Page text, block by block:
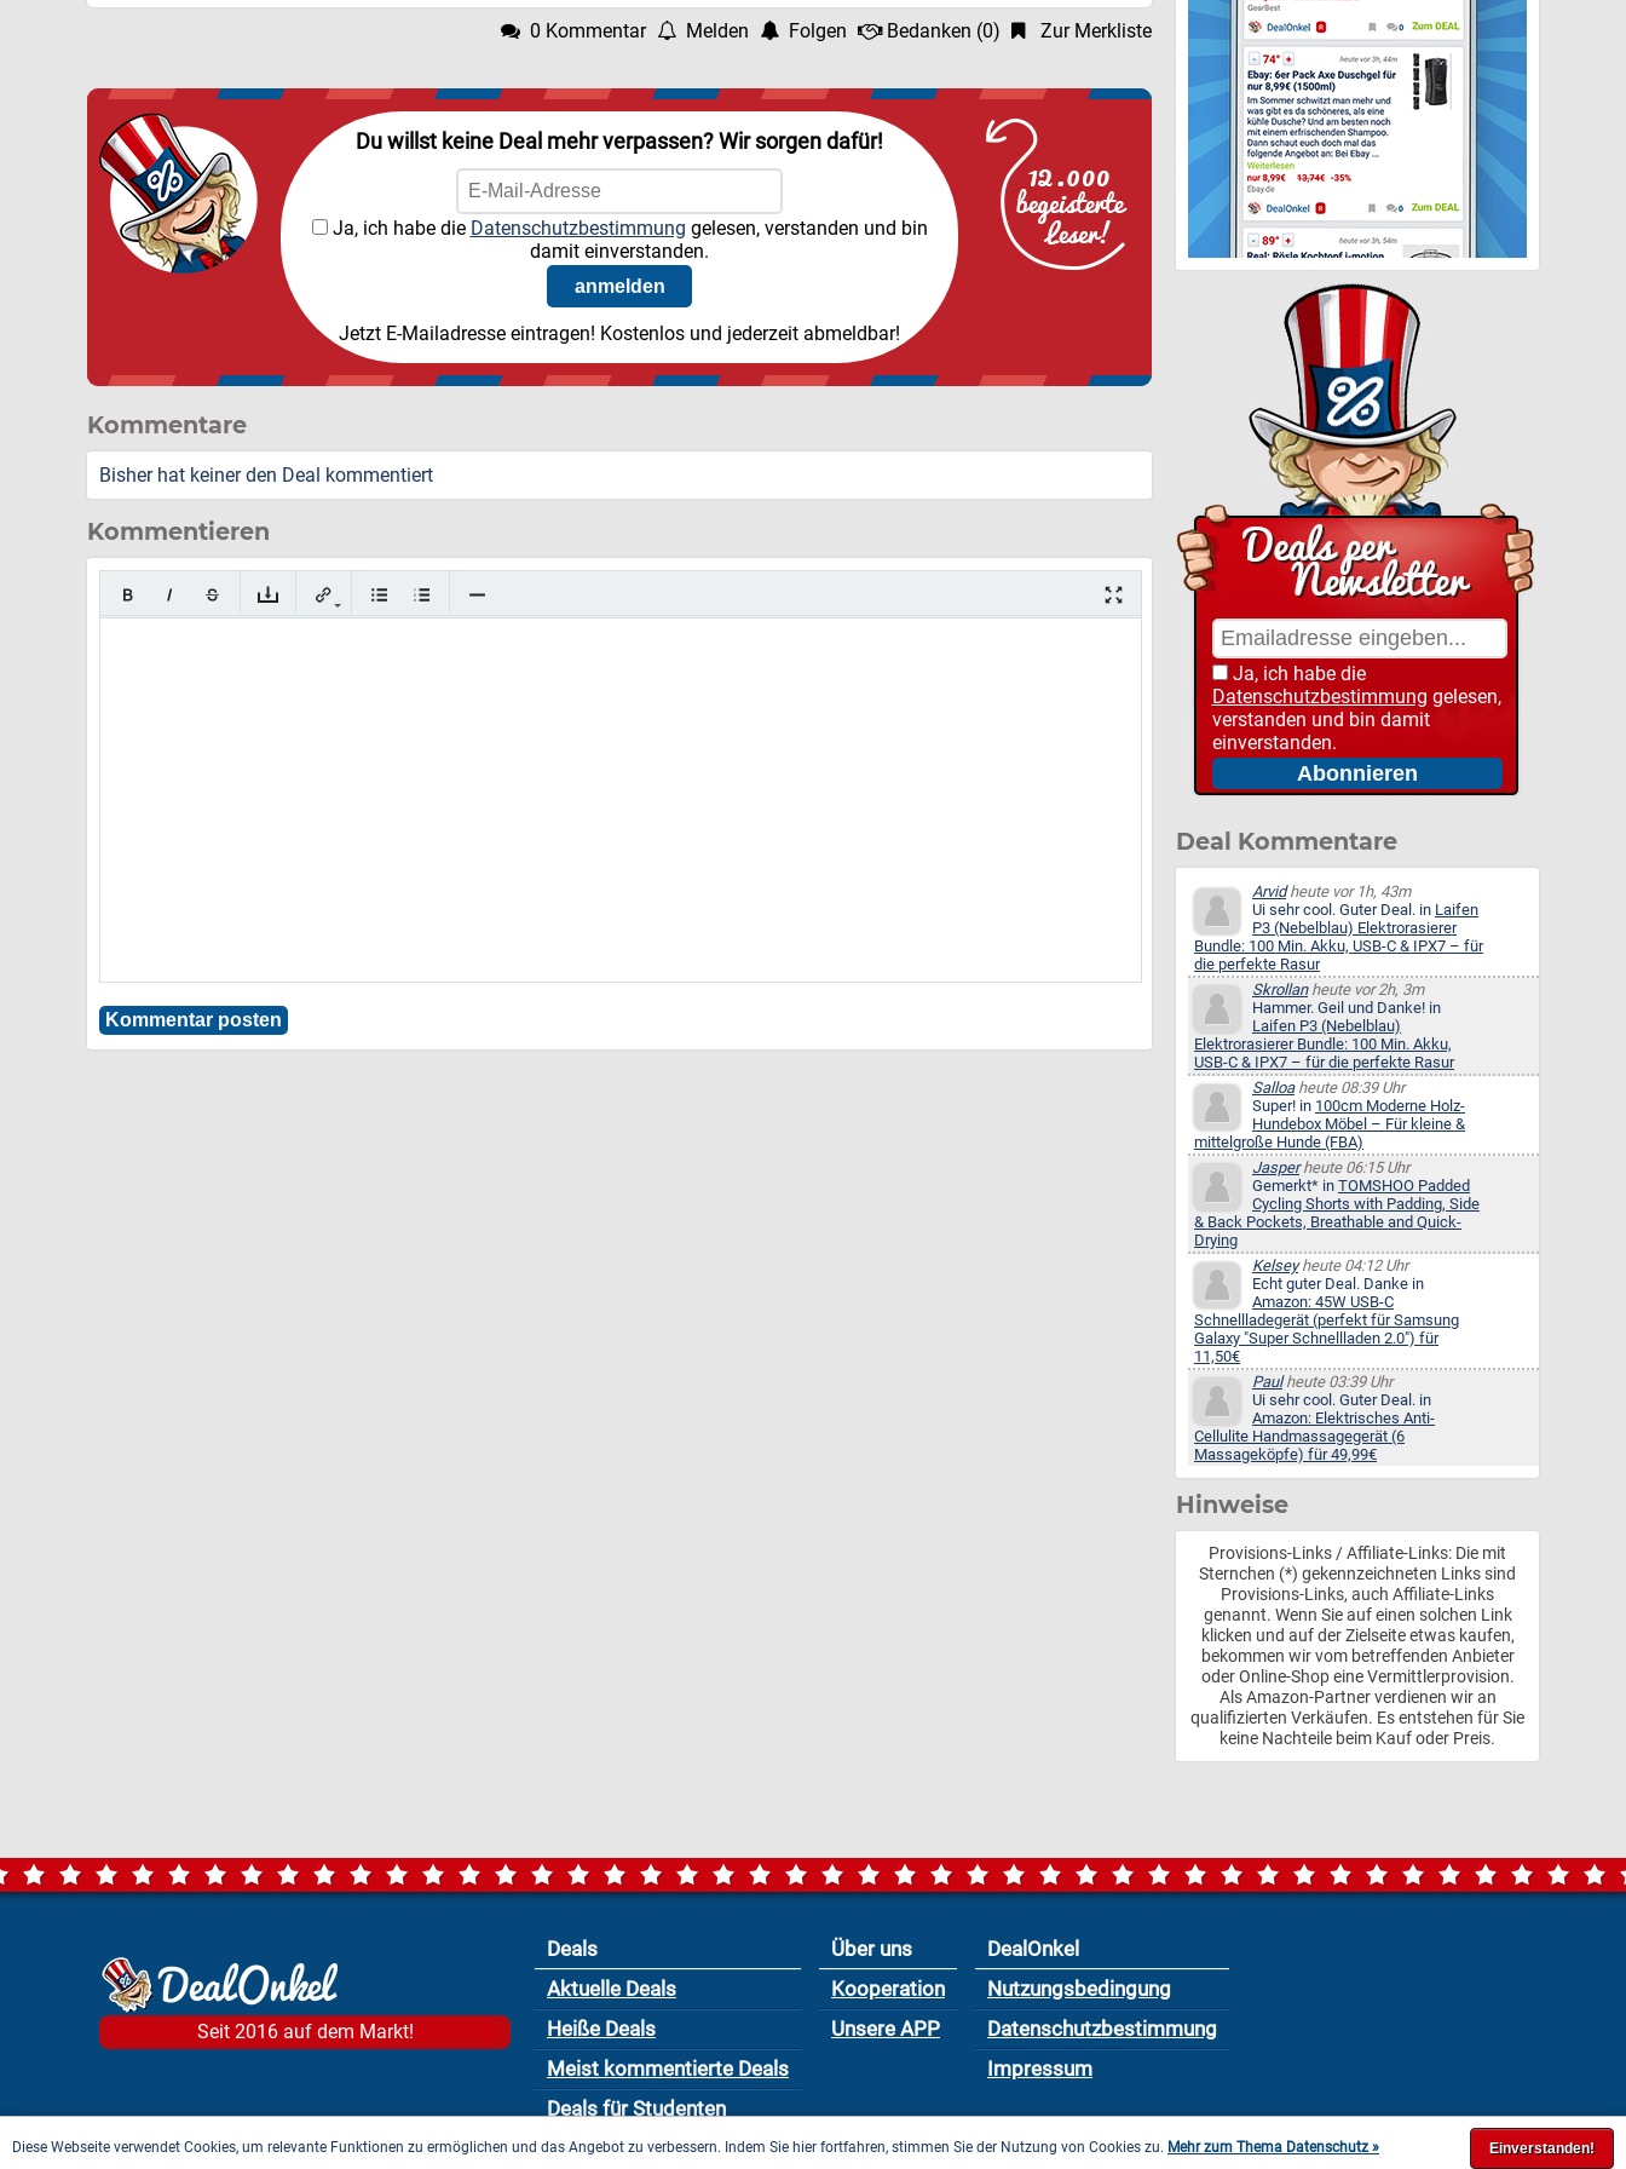
0 Kommentar Melden Folgen Bedanken (0) Zur Merkliste
Du willst keine Deal mehr verpassen? Wir sorgen dafür!
Ja, ich habe die Datenschutzbestimmung gelesen, verstanden und bin
damit einverstanden.
Jetzt E-Mailadresse eintragen! Kostenlos und jederzeit abmeldbar!
Kommentare
Bisher hat keiner den Deal kommentiert
Kommentieren
Ja, ich habe die
Datenschutzbestimmung gelesen,
verstanden und bin damit
einverstanden.
Deal Kommentare
Arvidheute vor 1h, 43m
Ui sehr cool. Guter Deal. in Laifen
P3 (Nebelblau) Elektrorasierer
Bundle: 100 Min. Akku, USB-C & IPX7 – für
die perfekte Rasur
Skrollanheute vor 2h, 3m
Hammer. Geil und Danke! in
Laifen P3 (Nebelblau)
Elektrorasierer Bundle: 100 Min. Akku,
USB-C & IPX7 – für die perfekte Rasur
Salloaheute 08:39 Uhr
Super! in 100cm Moderne Holz-
Hundebox Möbel – Für kleine &
mittelgroße Hunde (FBA)
Jasperheute 06:15 Uhr
Gemerkt* in TOMSHOO Padded
Cycling Shorts with Padding, Side
& Back Pockets, Breathable and Quick-
Drying
Kelseyheute 04:12 Uhr
Echt guter Deal. Danke in
Amazon: 45W USB-C
Schnellladegerät (perfekt für Samsung
Galaxy "Super Schnellladen 2.0") für
11,50€
Paulheute 03:39 Uhr
Ui sehr cool. Guter Deal. in
Amazon: Elektrisches Anti-
Cellulite Handmassagegerät (6
Massageköpfe) für 49,99€
Hinweise
Provisions-Links / Affiliate-Links: Die mit
Sternchen (*) gekennzeichneten Links sind
Provisions-Links, auch Affiliate-Links
genannt. Wenn Sie auf einen solchen Link
klicken und auf der Zielseite etwas kaufen,
bekommen wir vom betreffenden Anbieter
oder Online-Shop eine Vermittlerprovision.
Als Amazon-Partner verdienen wir an
qualifizierten Verkäufen. Es entstehen für Sie
keine Nachteile beim Kauf oder Preis.
Seit 2016 auf dem Markt!
Deals
Aktuelle Deals
Heiße Deals
Meist kommentierte Deals
Deals für Studenten
Über uns
Kooperation
Unsere APP
DealOnkel
Nutzungsbedingung
Datenschutzbestimmung
Impressum
Diese Webseite verwendet Cookies, um relevante Funktionen zu ermöglichen und das Angebot zu verbessern. Indem Sie hier fortfahren, stimmen Sie der Nutzung von Cookies zu. Mehr zum Thema Datenschutz »